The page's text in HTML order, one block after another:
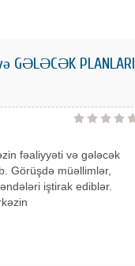
GƏLƏCƏK PLANLARI
fəaliyyəti və gələcək
Görüşdə müəllimlər,
iştirak ediblər.